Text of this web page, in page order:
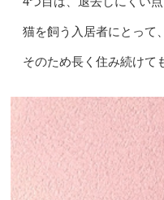
猫を飼う入居者にとって
そのため長く住み続けて